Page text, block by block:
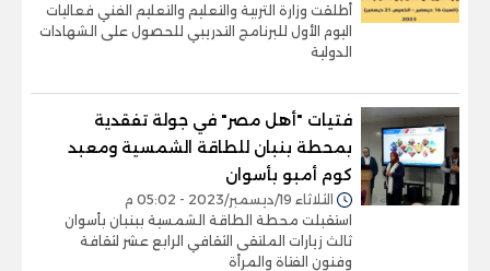
أطلقت وزارة التربية والتعليم والتعليم الفني فعاليات
اليوم الأول للبرنامج التدريبي للحصول على الشهادات
الدولية
فتيات "أهل مصر" في جولة تفقدية
بمحطة بنبان للطاقة الشمسية ومعبد
كوم أمبو بأسوان
الثلاثاء 19/ديسمبر/2023 - 05:02 م
استقبلت محطة الطاقة الشمسية ببنبان بأسوان
ثالث زيارات الملتقى الثقافي الرابع عشر لثقافة
وفنون الفتاة والمرأة